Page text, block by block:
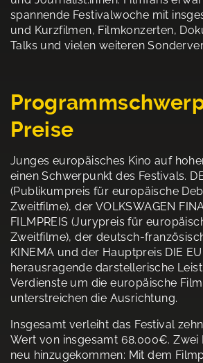
spannende Festivalwoche mit
und Kurzfilmen, Filmkonzerten,
Talks und vielen weiteren
Preise
Junges europäisches Kino auf
einen Schwerpunkt des Festivals.
(Publikumpreis für europäische
Zweitfilme), der VOLKSWAGEN
FILMPREIS (Jurypreis für
Zweitfilme), der deutsch-
KINEMA und der Hauptpreis DIE
herausragende darstellerische
Verdienste um die europäische
unterstreichen die Ausrichtung.
Insgesamt verleiht das Festival
Wert von insgesamt 68.000€. Zwei
neu hinzugekommen: Mit dem